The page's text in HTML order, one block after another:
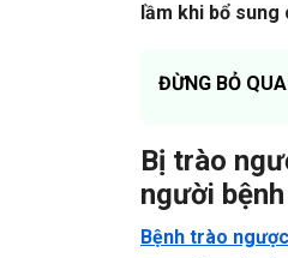
lầm khi bổ sung
ĐỪNG BỎ
Bị trào
người bệnh
Bệnh trào